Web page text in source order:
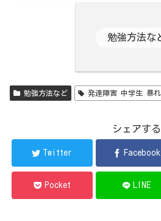
勉強方法な
勉強方法など 発達障害 中学生 暴れ
シェアする
Twitter Facebook
Pocket LINE